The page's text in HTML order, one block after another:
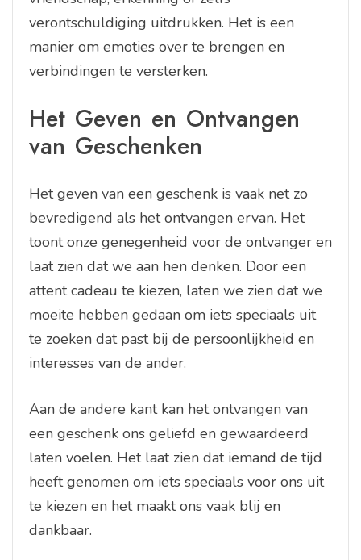
verontschuldiging uitdrukken. Het is een
manier om emoties over te brengen en
verbindingen te versterken.
Het Geven en Ontvangen
van Geschenken
Het geven van een geschenk is vaak net zo
bevredigend als het ontvangen ervan. Het
toont onze genegenheid voor de ontvanger en
laat zien dat we aan hen denken. Door een
attent cadeau te kiezen, laten we zien dat we
moeite hebben gedaan om iets speciaals uit
te zoeken dat past bij de persoonlijkheid en
interesses van de ander.
Aan de andere kant kan het ontvangen van
een geschenk ons geliefd en gewaardeerd
laten voelen. Het laat zien dat iemand de tijd
heeft genomen om iets speciaals voor ons uit
te kiezen en het maakt ons vaak blij en
dankbaar.